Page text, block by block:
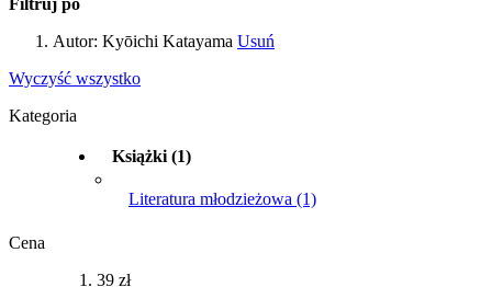
Filtruj po
Autor: Kyōichi Katayama Usuń
Wyczyść wszystko
Kategoria
Książki (1)
Literatura młodzieżowa (1)
Cena
39 zł